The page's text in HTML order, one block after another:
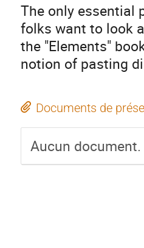
The only essential
folks want to look
the "Elements"
notion of pasting
Documents de
Aucun document.